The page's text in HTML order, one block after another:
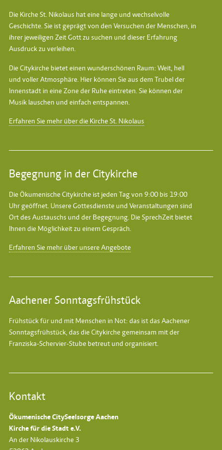
Die Kirche St. Nikolaus hat eine lange und wechselvolle
Geschichte. Sie ist geprägt von den Versuchen der Menschen, in
ihrer jeweiligen Zeit Gott zu suchen und dieser Erfahrung
Ausdruck zu verleihen.
Die Citykirche bietet einen wunderschönen Raum: Weit, hell
und voller Atmosphäre. Hier können Sie aus dem Trubel der
Innenstadt in eine Zone der Ruhe eintreten. Sie können der
Musik lauschen und einfach entspannen.
Erfahren Sie mehr über die Kirche St. Nikolaus
Begegnung in der Citykirche
Die Ökumenische Citykirche ist jeden Tag von 9:00 bis 19:00
Uhr geöffnet. Unsere Gottesdienste und Veranstaltungen sind
Ort des Austauschs und der Begegnung. Die SprechZeit bietet
Ihnen die Möglichkeit zu einem Gespräch.
Erfahren Sie mehr über unsere Angebote
Aachener Sonntagsfrühstück
Frühstück für und mit Menschen in Not: das ist das Aachener
Sonntagsfrühstück, das die Citykirche gemeinsam mit der
Franziska-Schervier-Stube betreut und organisiert.
Kontakt
Ökumenische CitySeelsorge Aachen
Kirche für die Stadt e.V.
An der Nikolauskirche 3